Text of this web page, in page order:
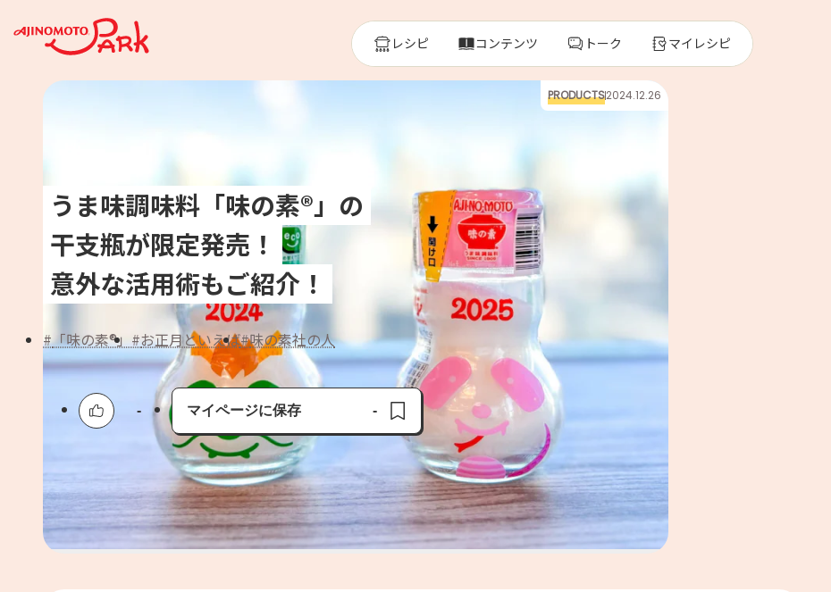
レシピ コンテンツ トーク マイレシピ
うま味調味料「味の素®」の
干支瓶が限定発売！
意外な活用術もご紹介！
「味の素®」 お正月といえば 味の素社の人
-
マイページに保存
保存済み
-
PRODUCTS2024.12.26